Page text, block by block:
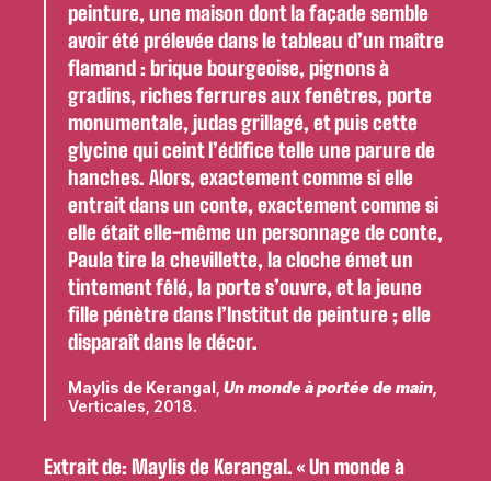
peinture, une maison dont la façade semble
avoir été prélevée dans le tableau d’un maître
flamand : brique bourgeoise, pignons à
gradins, riches ferrures aux fenêtres, porte
monumentale, judas grillagé, et puis cette
glycine qui ceint l’édifice telle une parure de
hanches. Alors, exactement comme si elle
entrait dans un conte, exactement comme si
elle était elle-même un personnage de conte,
Paula tire la chevillette, la cloche émet un
tintement fêlé, la porte s’ouvre, et la jeune
fille pénètre dans l’Institut de peinture ; elle
disparaît dans le décor.
Maylis de Kerangal Un monde à portée de main,
Verticales, 2018.
Extrait de: Maylis de Kerangal. « Un monde à